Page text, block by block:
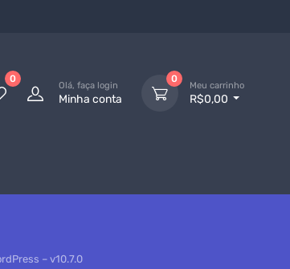
0
Olá, faça login
Minha conta
0
Meu carrinho
R$0,00
– v10.7.0